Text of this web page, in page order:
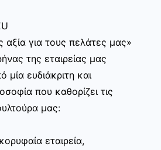
αξία για τους πελάτες μας»
της εταιρείας μας
μία ευδιάκριτη και
που καθορίζει τις
μας:
εταιρεία,